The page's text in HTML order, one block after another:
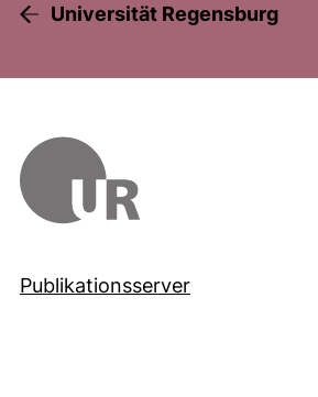
Universität Regensburg
Publikationsserver